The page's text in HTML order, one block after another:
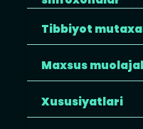
Tibbiyot
Maxsus
Xususiyatlari